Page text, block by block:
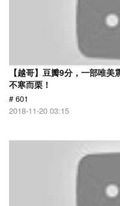
【越哥】豆瓣9分，一部唯
不寒而栗！
# 601
2018-11-20 03:15